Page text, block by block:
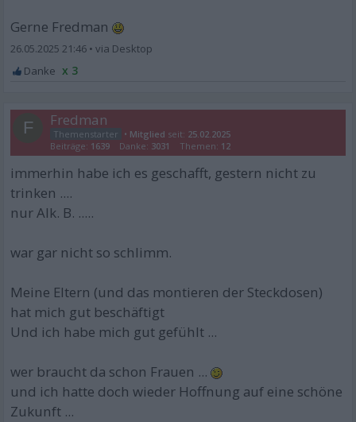
Gerne Fredman
26.05.2025 21:46 •
x 3
F Fredman
• Mitglied seit: 25.02.2025
Beiträge: 1639 Danke: 3031 Themen: 12
immerhin habe ich es geschafft, gestern nicht zu
trinken ....
nur Alk. B. .....
war gar nicht so schlimm.
Meine Eltern (und das montieren der Steckdosen)
hat mich gut beschäftigt
Und ich habe mich gut gefühlt ...
wer braucht da schon Frauen ...
und ich hatte doch wieder Hoffnung auf eine schöne
Zukunft ...